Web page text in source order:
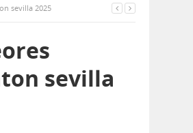
sevilla 2025
sevilla